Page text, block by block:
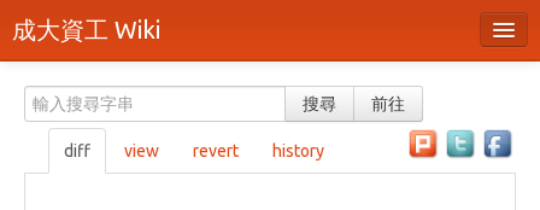
成大資工 Wiki
分類
隨機頁面
搜尋 前往
diff view revert history